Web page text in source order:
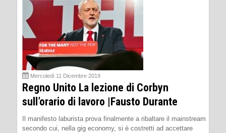
Mercoledì 11 Dicembre 2019
Regno Unito La lezione di Corbyn
sull’orario di lavoro |Fausto Durante
Il manifesto laburista prova finalmente a ribaltare il mainstream
secondo cui, nella gig economy, si è costretti ad accettare